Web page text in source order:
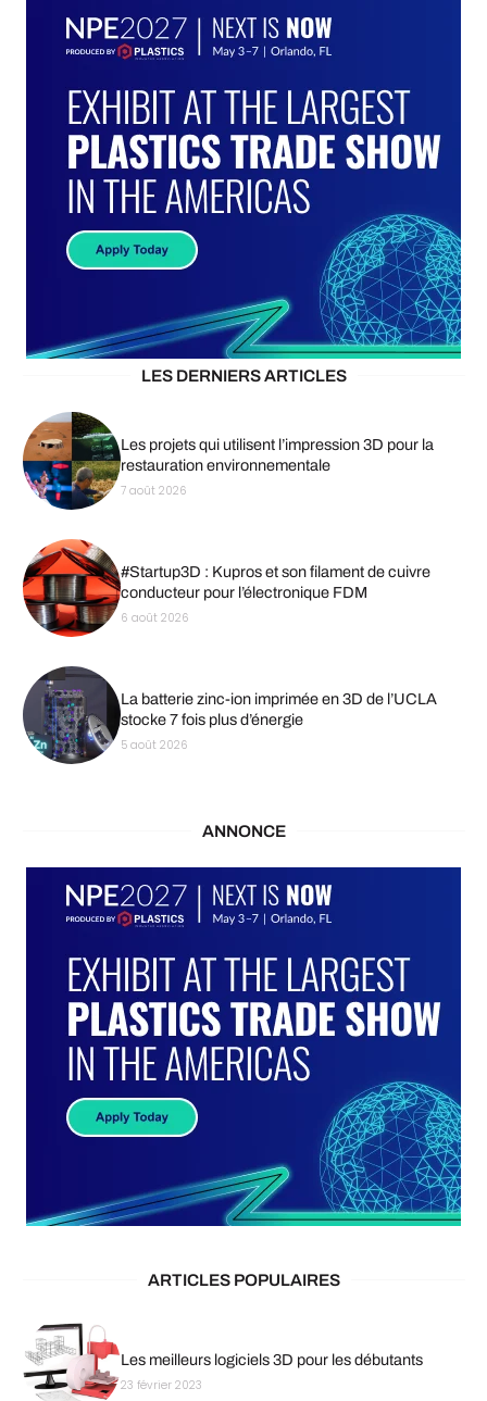
LES DERNIERS ARTICLES
Les projets qui utilisent l’impression 3D pour la
restauration environnementale
7 août 2026
#Startup3D : Kupros et son filament de cuivre
conducteur pour l’électronique FDM
6 août 2026
La batterie zinc-ion imprimée en 3D de l’UCLA
stocke 7 fois plus d’énergie
5 août 2026
ANNONCE
ARTICLES POPULAIRES
Les meilleurs logiciels 3D pour les débutants
23 février 2023